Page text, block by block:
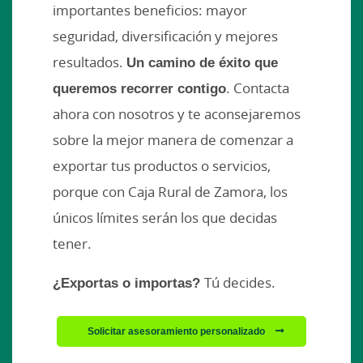
importantes beneficios: mayor
seguridad, diversificación y mejores
resultados. Un camino de éxito que
queremos recorrer contigo. Contacta
ahora con nosotros y te aconsejaremos
sobre la mejor manera de comenzar a
exportar tus productos o servicios,
porque con Caja Rural de Zamora, los
únicos límites serán los que decidas
tener.
¿Exportas o importas? Tú decides.
Solicitar asesoramiento personalizado